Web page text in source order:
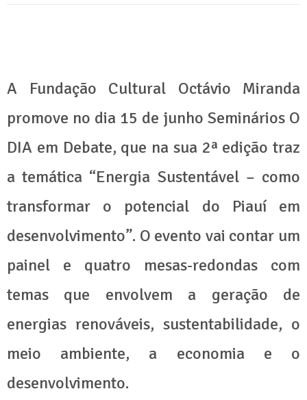
A Fundação Cultural Octávio Miranda
promove no dia 15 de junho Seminários O
DIA em Debate, que na sua 2ª edição traz
a temática “Energia Sustentável – como
transformar o potencial do Piauí em
desenvolvimento”. O evento vai contar um
painel e quatro mesas-redondas com
temas que envolvem a geração de
energias renováveis, sustentabilidade, o
meio ambiente, a economia e o
desenvolvimento.